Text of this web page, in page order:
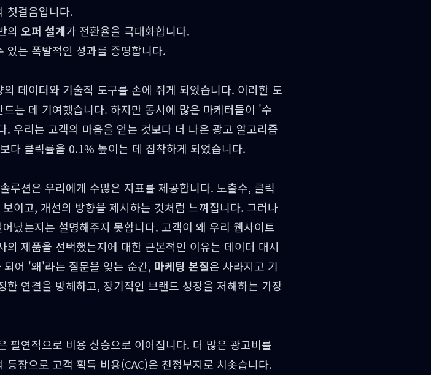
첫걸음입니다.
의 오퍼 설계가 전환율을 극대화합니다.
있는 폭발적인 성과를 증명합니다.
데이터와 기술적 도구를 손에 쥐게 되었습니다. 이러한 도
는 데 기여했습니다. 하지만 동시에 많은 마케터들이 '수
우리는 고객의 마음을 얻는 것보다 더 나은 광고 알고리즘
다 클릭률을 0.1% 높이는 데 집착하게 되었습니다.
루션은 우리에게 수많은 지표를 제공합니다. 노출수, 클릭
이고, 개선의 방향을 제시하는 것처럼 느껴집니다. 그러나
났는지는 설명해주지 못합니다. 고객이 왜 우리 웹사이트
제품을 선택했는지에 대한 근본적인 이유는 데이터 대시
어 '왜'라는 질문을 잊는 순간, 마케팅 본질은 사라지고 기
연결을 방해하고, 장기적인 브랜드 성장을 저해하는 가장
필연적으로 비용 상승으로 이어집니다. 더 많은 광고비를
장으로 고객 획득 비용(CAC)은 천정부지로 치솟습니다.